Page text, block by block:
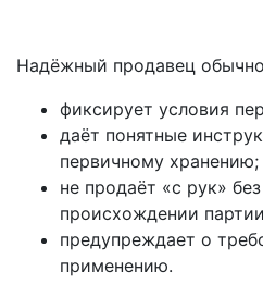
Надёжный продавец
фиксирует условия
даёт понятные
первичному хранению;
не продаёт «с рук»
происхождении
предупреждает о
применению.